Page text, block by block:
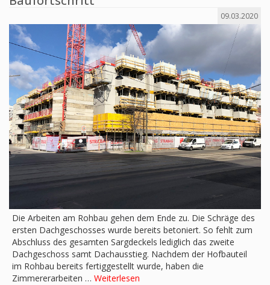
09.03.2020
Die Arbeiten am Rohbau gehen dem Ende zu. Die Schräge des
ersten Dachgeschosses wurde bereits betoniert. So fehlt zum
Abschluss des gesamten Sargdeckels lediglich das zweite
Dachgeschoss samt Dachausstieg. Nachdem der Hofbauteil
im Rohbau bereits fertiggestellt wurde, haben die
Zimmererarbeiten … Weiterlesen